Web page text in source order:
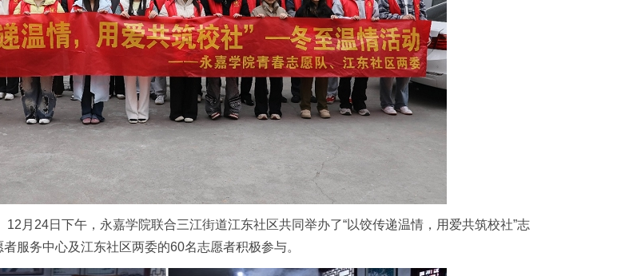
月24日下午，永嘉学院联合三江街道江东社区共同举办了“以饺传递温情，用爱共筑校社”志
服务中心及江东社区两委的60名志愿者积极参与。